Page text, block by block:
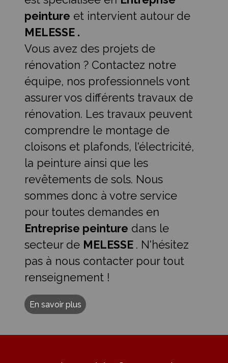
peinture et intervient autour de
MELESSE .
Vous avez des projets de
rénovation ? Contactez notre
équipe, nos professionnels vont
assurer vos différents travaux de
rénovation. Les travaux peuvent
comprendre le montage de
cloisons et plafonds, l'électricité,
la peinture ainsi que les
revêtements de sols. Nous
sommes donc à votre service
pour toutes demandes en
Entreprise peinture dans le
secteur de MELESSE . N'hésitez
pas à nous contacter pour tout
renseignement !
En savoir plus